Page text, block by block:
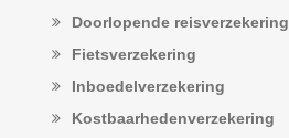
Doorlopende reisverzekering
Fietsverzekering
Inboedelverzekering
Kostbaarhedenverzekering